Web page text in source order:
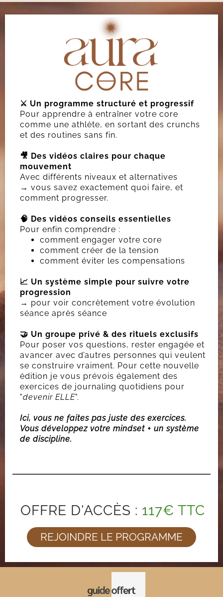
⚔️ Un programme structuré et progressif
Pour apprendre à entraîner votre core
comme une athlète, en sortant des crunchs
et des routines sans fin.
🎥 Des vidéos claires pour chaque
mouvement
Avec différents niveaux et alternatives
→ vous savez exactement quoi faire, et
comment progresser.
🧠 Des vidéos conseils essentielles
Pour enfin comprendre :
comment engager votre core
comment créer de la tension
comment éviter les compensations
📈 Un système simple pour suivre votre
progression
→ pour voir concrètement votre évolution
séance après séance
🤝 Un groupe privé & des rituels exclusifs
Pour poser vos questions, rester engagée et
avancer avec d’autres personnes qui veulent
se construire vraiment. Pour cette nouvelle
édition je vous prévois également des
exercices de journaling quotidiens pour
"devenir ELLE".
Ici, vous ne faites pas juste des exercices.
Vous développez votre mindset + un système
de discipline.
OFFRE D'ACCÈS : 117€ TTC
REJOINDRE LE PROGRAMME